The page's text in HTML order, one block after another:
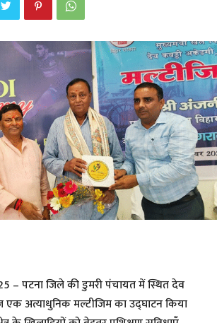
– पटना जिले की डुमरी पंचायत में स्थित देव
अत्याधुनिक मल्टीजिम का उद्घाटन किया